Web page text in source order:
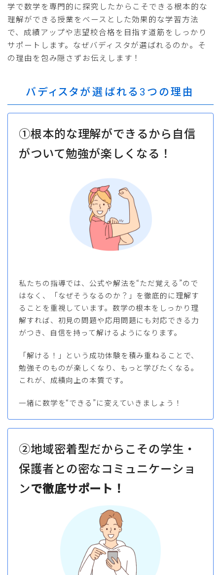
学で数学を専門的に探究したからこそできる根本的な
理解ができる授業をベースとした効果的な学習方法
で、成績アップや志望校合格を目指す道筋をしっかり
サポートします。なぜバディスタが選ばれるのか。そ
の理由を包み隠さずお伝えします！
バディスタが選ばれる3つの理由
①根本的な理解ができるから自信
がついて勉強が楽しくなる！
私たちの指導では、公式や解法を“ただ覚える”ので
はなく、「なぜそうなるのか？」を徹底的に理解す
ることを重視しています。数学の根本をしっかり理
解すれば、初見の問題や応用問題にも対応できる力
がつき、自信を持って解けるようになります。
「解ける！」という成功体験を積み重ねることで、
勉強そのものが楽しくなり、もっと学びたくなる。
これが、成績向上の本質です。
一緒に数学を“できる”に変えていきましょう！
②地域密着型だからこその学生・
保護者との密なコミュニケーショ
ンで徹底サポート！